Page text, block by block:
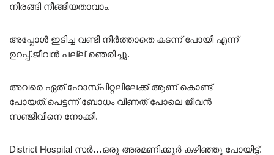
നിരങ്ങി നീങ്ങിയതാവാം.
അപ്പോൾ ഇടിച്ച വണ്ടി നിർത്താതെ കടന്ന് പോയി എന്ന്
ഉറപ്പ്.ജീവൻ പല്ല് ഞെരിച്ചു.
അവരെ ഏത് ഹോസ്പിറ്റലിലേക്ക് ആണ് കൊണ്ട്
പോയത്.പെട്ടന്ന് ബോധം വീണത് പോലെ ജീവൻ
സഞ്ജീവിനെ നോക്കി.
District Hospital സർ…ഒരു അരമണിക്കൂർ കഴിഞ്ഞു പോയിട്ട്.